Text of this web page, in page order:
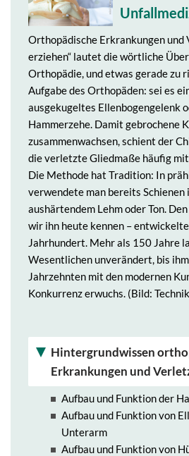
Orthopädische Erkrankungen und
erziehen“ lautet die wörtliche
Orthopädie, und etwas gerade zu
Aufgabe des Orthopäden: sei es
ausgekugeltes Ellenbogengelenk
Hammerzehe. Damit gebrochene
zusammenwachsen, schient der
die verletzte Gliedmaße häufig
Die Methode hat Tradition: In
verwendete man bereits Schienen
aushärtendem Lehm oder Ton.
wir ihn heute kennen –
Jahrhundert. Mehr als 150 Jahre
Wesentlichen unverändert, bis
Jahrzehnten mit den modernen
Konkurrenz erwuchs. (Bild:
Hintergrundwissen
Erkrankungen und
Aufbau und Funktion der
Aufbau und Funktion von
Unterarm
Aufbau und Funktion von